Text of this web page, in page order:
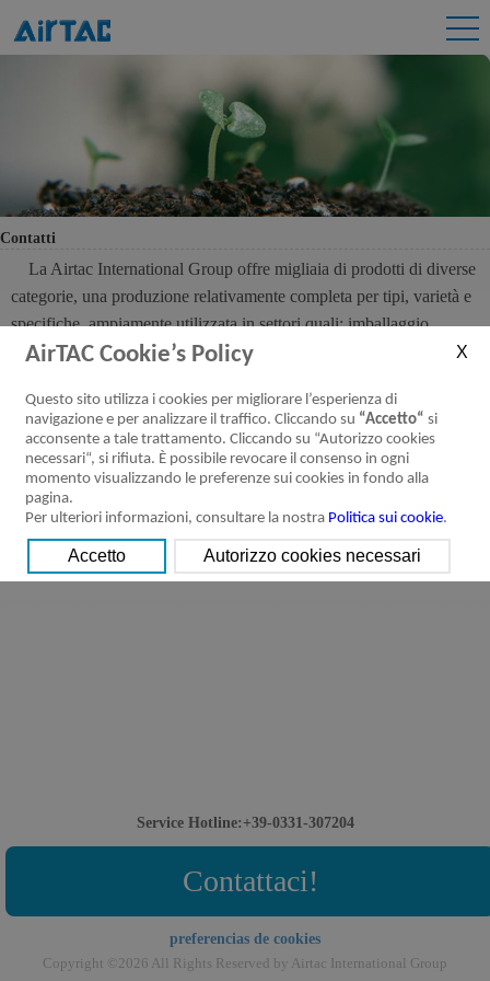
Contatti
La Airtac International Group offre migliaia di prodotti di diverse
categorie, una produzione relativamente completa per tipi, varietà e
specifiche, ampiamente utilizzata in settori quali: imballaggio,
stampa, lavorazione delle materie plastiche, inscatolamento,
saldatura, costruzioni, macchine utensili, macchine da cucire,
metallurgico, automobilistico ed elettronico, tintura, tessile etc.. I
prodotti della Airtac sono di alta qualità e trovano applicazione in
una vastissima gamma di macchinari e attrezzature.
AirTAC Cookie’s Policy
Questo sito utilizza i cookies per migliorare l’esperienza di
navigazione e per analizzare il traffico. Cliccando su “Accetto“ si
acconsente a tale trattamento. Cliccando su “Autorizzo cookies
necessari“, si rifiuta. È possibile revocare il consenso in ogni
momento visualizzando le preferenze sui cookies in fondo alla
pagina.
Per ulteriori informazioni, consultare la nostra Politica sui cookie.
Service Hotline:+39-0331-307204
Contattaci!
preferencias de cookies
Copyright ©2026 All Rights Reserved by Airtac International Group